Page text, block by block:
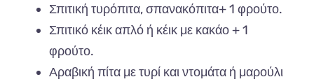
Σπιτική τυρόπιτα, σπανακόπιτα+ 1 φρούτο.
Σπιτικό κέικ απλό ή κέικ με κακάο + 1
φρούτο.
Αραβική πίτα με τυρί και ντομάτα ή μαρούλι